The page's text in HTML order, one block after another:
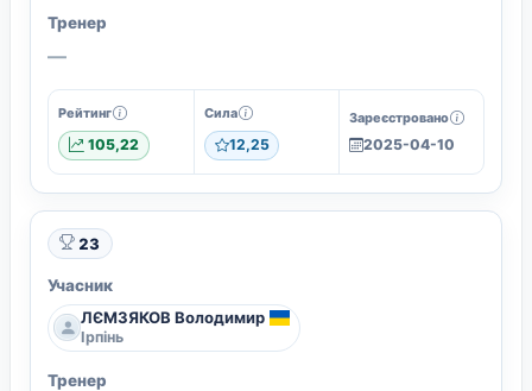
Тренер
—
Рейтинг
105,22
Сила
12,25
Зареєстровано
2025-04-10
23
Учасник
ЛЄМЗЯКОВ Володимир
Ірпінь
Тренер